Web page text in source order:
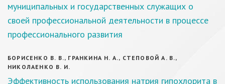
муниципальных и государственных служащих о
своей профессиональной деятельности в процессе
профессионального развития
БОРИСЕНКО В. В., ГРАНКИНА Н. А., СТЕПОВОЙ А. В.,
НИКОЛАЕНКО В. И.
Эффективность использования натрия гипохлорита в